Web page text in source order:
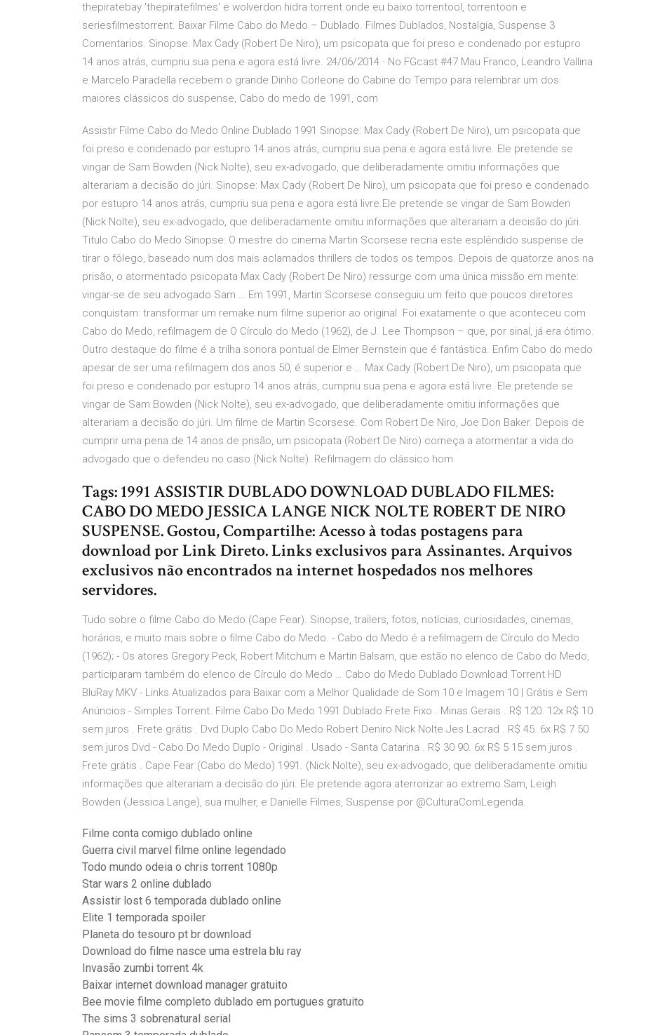
thepiratebay 'thepiratefilmes' e wolverdon hidra torrent onde eu baixo torrentool, torrentoon e
seriesfilmestorrent. Baixar Filme Cabo do Medo – Dublado. Filmes Dublados, Nostalgia, Suspense 3
Comentarios. Sinopse: Max Cady (Robert De Niro), um psicopata que foi preso e condenado por estupro
14 anos atrás, cumpriu sua pena e agora está livre. 24/06/2014 · No FGcast #47 Mau Franco, Leandro Vallina
e Marcelo Paradella recebem o grande Dinho Corleone do Cabine do Tempo para relembrar um dos
maiores clássicos do suspense, Cabo do medo de 1991, com
Assistir Filme Cabo do Medo Online Dublado 1991 Sinopse: Max Cady (Robert De Niro), um psicopata que
foi preso e condenado por estupro 14 anos atrás, cumpriu sua pena e agora está livre. Ele pretende se
vingar de Sam Bowden (Nick Nolte), seu ex-advogado, que deliberadamente omitiu informações que
alterariam a decisão do júri. Sinopse: Max Cady (Robert De Niro), um psicopata que foi preso e condenado
por estupro 14 anos atrás, cumpriu sua pena e agora está livre.Ele pretende se vingar de Sam Bowden
(Nick Nolte), seu ex-advogado, que deliberadamente omitiu informações que alterariam a decisão do júri.
Titulo Cabo do Medo Sinopse: O mestre do cinema Martin Scorsese recria este esplêndido suspense de
tirar o fôlego, baseado num dos mais aclamados thrillers de todos os tempos. Depois de quatorze anos na
prisão, o atormentado psicopata Max Cady (Robert De Niro) ressurge com uma única missão em mente:
vingar-se de seu advogado Sam … Em 1991, Martin Scorsese conseguiu um feito que poucos diretores
conquistam: transformar um remake num filme superior ao original. Foi exatamente o que aconteceu com
Cabo do Medo, refilmagem de O Círculo do Medo (1962), de J. Lee Thompson – que, por sinal, já era ótimo.
Outro destaque do filme é a trilha sonora pontual de Elmer Bernstein que é fantástica. Enfim Cabo do medo
apesar de ser uma refilmagem dos anos 50, é superior e … Max Cady (Robert De Niro), um psicopata que
foi preso e condenado por estupro 14 anos atrás, cumpriu sua pena e agora está livre. Ele pretende se
vingar de Sam Bowden (Nick Nolte), seu ex-advogado, que deliberadamente omitiu informações que
alterariam a decisão do júri. Um filme de Martin Scorsese. Com Robert De Niro, Joe Don Baker. Depois de
cumprir uma pena de 14 anos de prisão, um psicopata (Robert De Niro) começa a atormentar a vida do
advogado que o defendeu no caso (Nick Nolte). Refilmagem do clássico hom
Tags: 1991 ASSISTIR DUBLADO DOWNLOAD DUBLADO FILMES:
CABO DO MEDO JESSICA LANGE NICK NOLTE ROBERT DE NIRO
SUSPENSE. Gostou, Compartilhe: Acesso à todas postagens para
download por Link Direto. Links exclusivos para Assinantes. Arquivos
exclusivos não encontrados na internet hospedados nos melhores
servidores.
Tudo sobre o filme Cabo do Medo (Cape Fear). Sinopse, trailers, fotos, notícias, curiosidades, cinemas,
horários, e muito mais sobre o filme Cabo do Medo. - Cabo do Medo é a refilmagem de Círculo do Medo
(1962); - Os atores Gregory Peck, Robert Mitchum e Martin Balsam, que estão no elenco de Cabo do Medo,
participaram também do elenco de Círculo do Medo … Cabo do Medo Dublado Download Torrent HD
BluRay MKV - Links Atualizados para Baixar com a Melhor Qualidade de Som 10 e Imagem 10 | Grátis e Sem
Anúncios - Simples Torrent. Filme Cabo Do Medo 1991 Dublado Frete Fixo . Minas Gerais . R$ 120. 12x R$ 10
sem juros . Frete grátis . Dvd Duplo Cabo Do Medo Robert Deniro Nick Nolte Jes Lacrad . R$ 45. 6x R$ 7 50
sem juros Dvd - Cabo Do Medo Duplo - Original . Usado - Santa Catarina . R$ 30 90. 6x R$ 5 15 sem juros .
Frete grátis . Cape Fear (Cabo do Medo) 1991. (Nick Nolte), seu ex-advogado, que deliberadamente omitiu
informações que alterariam a decisão do júri. Ele pretende agora aterrorizar ao extremo Sam, Leigh
Bowden (Jessica Lange), sua mulher, e Danielle Filmes, Suspense por @CulturaComLegenda.
Filme conta comigo dublado online
Guerra civil marvel filme online legendado
Todo mundo odeia o chris torrent 1080p
Star wars 2 online dublado
Assistir lost 6 temporada dublado online
Elite 1 temporada spoiler
Planeta do tesouro pt br download
Download do filme nasce uma estrela blu ray
Invasão zumbi torrent 4k
Baixar internet download manager gratuito
Bee movie filme completo dublado em portugues gratuito
The sims 3 sobrenatural serial